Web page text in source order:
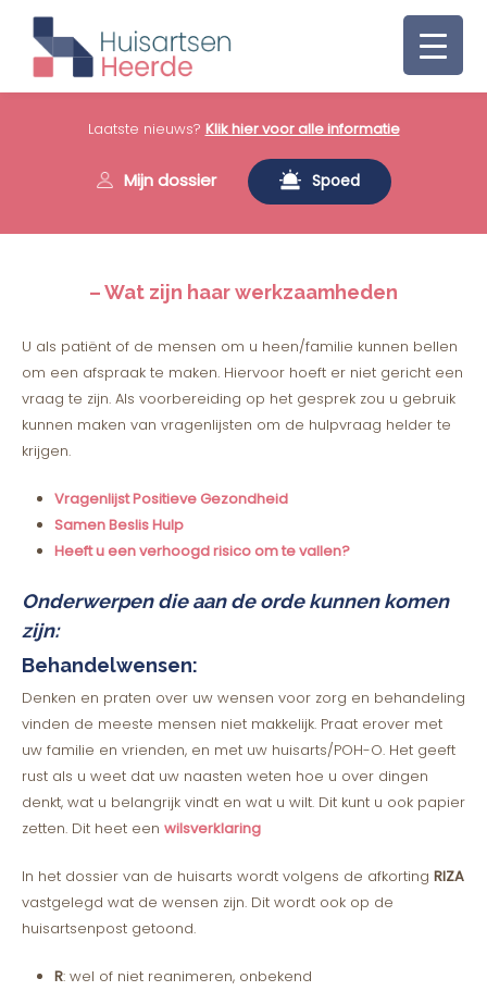
Laatste nieuws? Klik hier voor alle informatie
Mijn dossier Spoed
– Wat zijn haar werkzaamheden
U als patiënt of de mensen om u heen/familie kunnen bellen
om een afspraak te maken. Hiervoor hoeft er niet gericht een
vraag te zijn. Als voorbereiding op het gesprek zou u gebruik
kunnen maken van vragenlijsten om de hulpvraag helder te
krijgen.
Vragenlijst Positieve Gezondheid
Samen Beslis Hulp
Heeft u een verhoogd risico om te vallen?
Onderwerpen die aan de orde kunnen komen
zijn:
Behandelwensen:
Denken en praten over uw wensen voor zorg en behandeling
vinden de meeste mensen niet makkelijk. Praat erover met
uw familie en vrienden, en met uw huisarts/POH-O. Het geeft
rust als u weet dat uw naasten weten hoe u over dingen
denkt, wat u belangrijk vindt en wat u wilt. Dit kunt u ook papier
zetten. Dit heet een wilsverklaring
In het dossier van de huisarts wordt volgens de afkorting RIZA
vastgelegd wat de wensen zijn. Dit wordt ook op de
huisartsenpost getoond.
R: wel of niet reanimeren, onbekend